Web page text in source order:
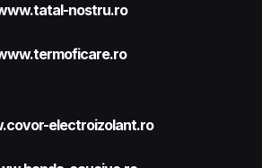
nostru.ro
electroizolant.ro